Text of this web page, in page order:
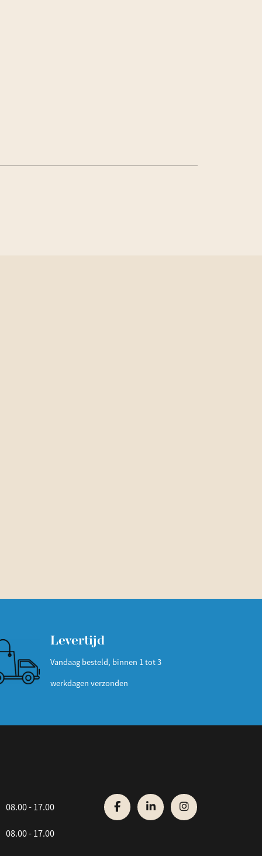
Levertijd
Vandaag besteld, binnen 1 tot 3
werkdagen verzonden
08.00 - 17.00
08.00 - 17.00